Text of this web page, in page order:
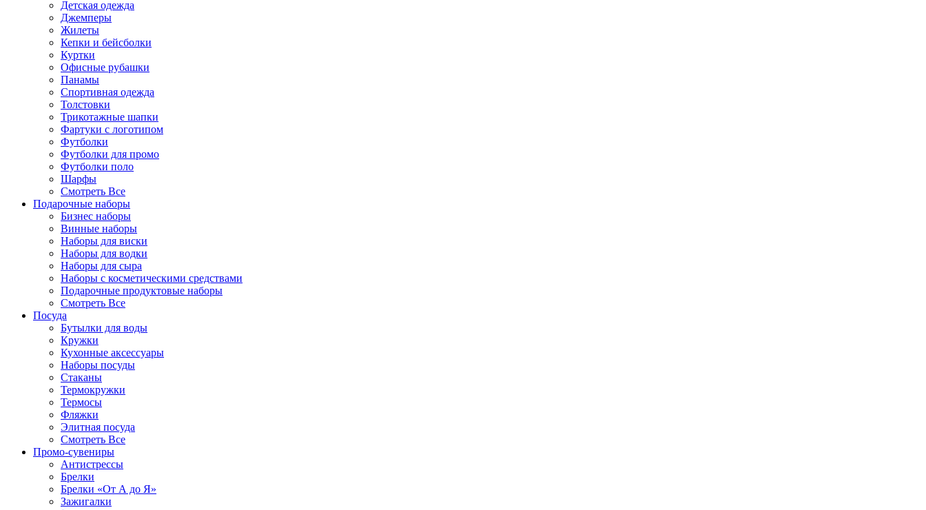
Детская одежда
Джемперы
Жилеты
Кепки и бейсболки
Куртки
Офисные рубашки
Панамы
Спортивная одежда
Толстовки
Трикотажные шапки
Фартуки с логотипом
Футболки
Футболки для промо
Футболки поло
Шарфы
Смотреть Все
Подарочные наборы
Бизнес наборы
Винные наборы
Наборы для виски
Наборы для водки
Наборы для сыра
Наборы с косметическими средствами
Подарочные продуктовые наборы
Смотреть Все
Посуда
Бутылки для воды
Кружки
Кухонные аксессуары
Наборы посуды
Стаканы
Термокружки
Термосы
Фляжки
Элитная посуда
Смотреть Все
Промо-сувениры
Антистрессы
Брелки
Брелки «От А до Я»
Зажигалки